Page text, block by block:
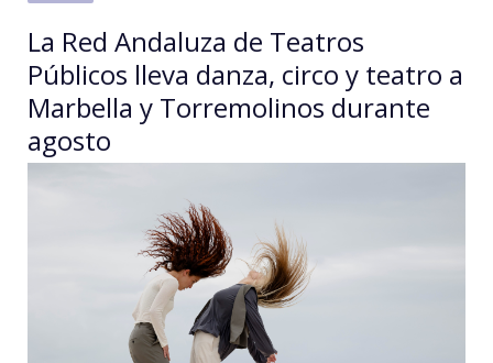
La Red Andaluza de Teatros
Públicos lleva danza, circo y teatro a
Marbella y Torremolinos durante
agosto